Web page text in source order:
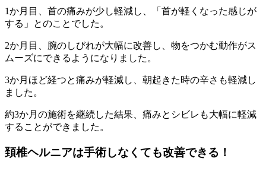
1か月目、首の痛みが少し軽減し、「首が軽くなった感じが
する」とのことでした。
2か月目、腕のしびれが大幅に改善し、物をつかむ動作がス
ムーズにできるようになりました。
3か月ほど経つと痛みが軽減し、朝起きた時の辛さも軽減し
ました。
約3か月の施術を継続した結果、痛みとシビレも大幅に軽減
することができました。
頚椎ヘルニアは手術しなくても改善できる！